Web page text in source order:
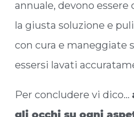
annuale, devono essere
la giusta soluzione e
con cura e maneggiate
essersi lavati
Per concludere vi dico…